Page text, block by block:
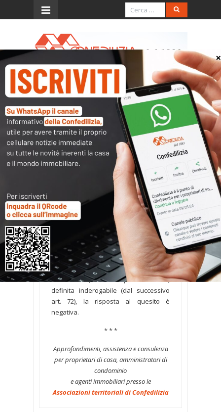
Menu
Oneri condominiali in caso
di usufrutto
Quesito
Si domanda se un regolamento di
condominio possa derogare al
principio secondo cui il nudo
proprietario e l’usufruttuario
rispondono solidalmente per il
pagamento dei contributi dovuti al
Parere
Trattandosi di principio contenuto in
una norma (l’art. 67 disp. att. cod. civ.)
definita inderogabile (dal successivo
art. 72), la risposta al quesito è
negativa.
* * *
Approfondimenti, assistenza e consulenza
per proprietari di casa, amministratori di
condominio
e agenti immobiliari presso le
Associazioni territoriali di Confedilizia